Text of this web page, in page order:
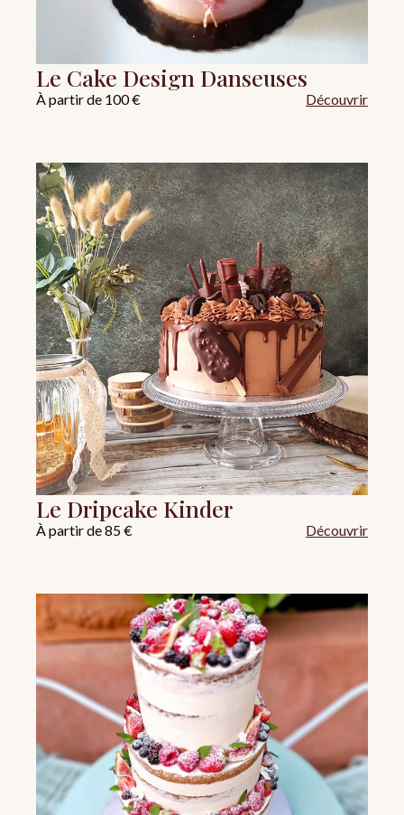
Le Cake Design Danseuses
À partir de 100 € Découvrir
Le Dripcake Kinder
À partir de 85 € Découvrir